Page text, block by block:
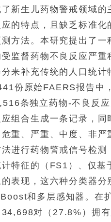
新生儿药物警戒领域
的特点，且缺乏标准
测方法。本研究提出了
受监督药物不良反应严
来补充传统的人口统
份原始FAERS报告中
条独立药物-不良反
应组合生成一条记录，
重、严重、中度、非
法进行药物警戒信号检
计特征的（FS1）、仅
表现，这六种分类器
和多层感知器。在
34,698对（27.8%）拥